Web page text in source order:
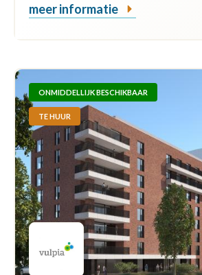
meer informatie
ONMIDDELLIJK BESCHIKBAAR
TE HUUR